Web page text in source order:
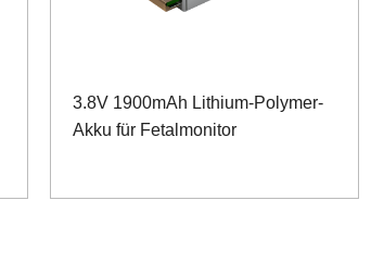
3.8V 1900mAh Lithium-Polymer-
Akku für Fetalmonitor